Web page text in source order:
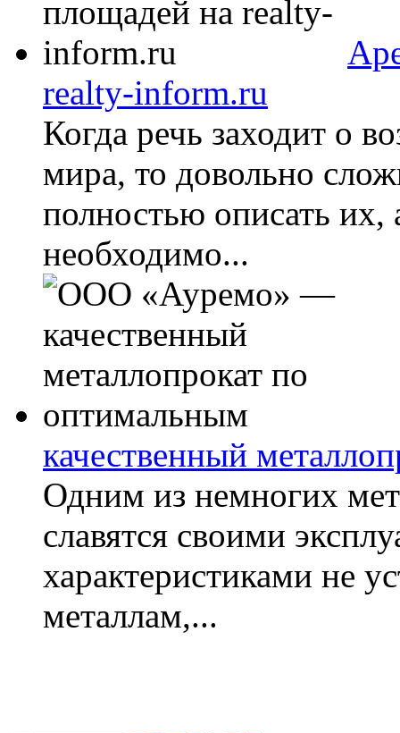
realty-inform.ru
Когда речь заходит о
мира, то довольно
полностью описать их,
необходимо...
качественный
Одним из немногих
славятся своими
характеристиками не
металлам,...